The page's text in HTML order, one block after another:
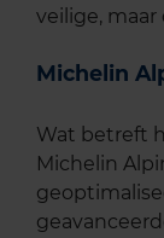
veilige,
Michelin
Wat betreft
Michelin